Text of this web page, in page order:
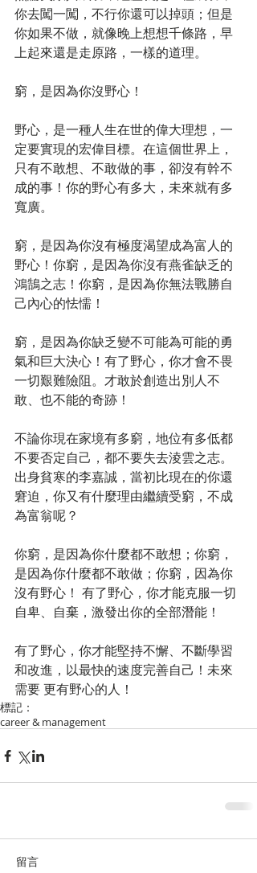
你去闖一闖，不行你還可以掉頭；但是
你如果不做，就像晚上想想千條路，早
上起來還是走原路，一樣的道理。
窮，是因為你沒野心！
野心，是一種人生在世的偉大理想，一
定要實現的宏偉目標。在這個世界上，
只有不敢想、不敢做的事，卻沒有幹不
成的事！你的野心有多大，未來就有多
寬廣。
窮，是因為你沒有極度渴望成為富人的
野心！你窮，是因為你沒有燕雀缺乏的
鴻鵠之志！你窮，是因為你無法戰勝自
己內心的怯懦！
窮，是因為你缺乏變不可能為可能的勇
氣和巨大決心！有了野心，你才會不畏
一切艱難險阻。才敢於創造出別人不
敢、也不能的奇跡！
不論你現在家境有多窮，地位有多低都
不要否定自己，都不要失去淩雲之志。
出身貧寒的李嘉誠，當初比現在的你還
窘迫，你又有什麼理由繼續受窮，不成
為富翁呢？
你窮，是因為你什麼都不敢想；你窮，
是因為你什麼都不敢做；你窮，因為你
沒有野心！ 有了野心，你才能克服一切
自卑、自棄，激發出你的全部潛能！
有了野心，你才能堅持不懈、不斷學習
和改進，以最快的速度完善自己！未來
需要 更有野心的人！
標記：
career & management
留言